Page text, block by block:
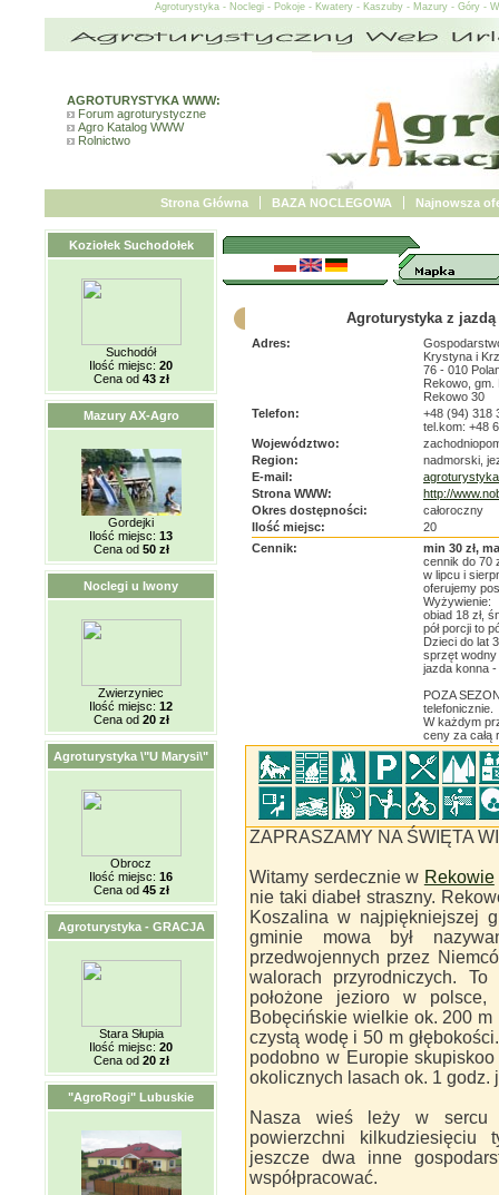
Agroturystyka - Noclegi - Pokoje - Kwatery - Kaszuby - Mazury - Góry -
AGROTURYSTYKA WWW:
Forum agroturystyczne
Agro Katalog WWW
Rolnictwo
Strona Główna BAZA NOCLEGOWA Najnowsza
Koziołek Suchodołek
Suchodół
Ilość miejsc: 20
Cena od 43 zł
Mazury AX-Agro
Gordejki
Ilość miejsc: 13
Cena od 50 zł
Noclegi u Iwony
Zwierzyniec
Ilość miejsc: 12
Cena od 20 zł
Agroturystyka \"U Marysi\"
Obrocz
Ilość miejsc: 16
Cena od 45 zł
Agroturystyka - GRACJA
Stara Słupia
Ilość miejsc: 20
Cena od 20 zł
"AgroRogi" Lubuskie
Agroturystyka z
Adres:
Krystyna i
76 - 010
Rekowo, gm.
Rekowo 30
Telefon:
+48 (94) 318
tel.kom: +48
Województwo:
Region:
nadmorski,
E-mail:
Strona WWW:
http://
Okres dostępności:
całoroczny
Ilość miejsc:
20
Cennik:
min 30 zł,
cennik do 70
w lipcu i
oferujemy
Wyżywienie:
obiad 18 zł,
pół porcji to
Dzieci do lat
sprzęt
jazda konna -
POZA
telefonicznie.
W każdym
ceny za całą
ZAPRASZAMY NA ŚWIĘTA
Witamy serdecznie w Rekowie
nie taki diabeł straszny.
Koszalina w najpiękniejszej
gminie mowa był
przedwojennych przez
walorach przyrodniczych.
położone jezioro w
Bobęcińskie wielkie ok. 200
czystą wodę i 50 m
podobno w Europie
okolicznych lasach ok. 1 godz.
Nasza wieś leży w sercu
powierzchni kilkudziesięciu
jeszcze dwa inne
współpracować.